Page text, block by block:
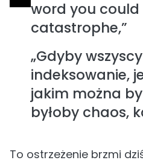
word you could
catastrophe,”
„Gdyby
indeksowanie,
jakim można
byłoby chaos,
To ostrzeżenie brzmi